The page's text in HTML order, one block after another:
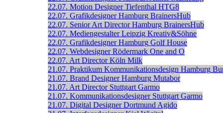
22.07. Motion Designer Tiefenthal HTG8
22.07. Grafikdesigner Hamburg BrainersHub
22.07. Senior Art Director Hamburg BrainersHub
22.07. Mediengestalter Leipzig Kreativ&Söhne
22.07. Grafikdesigner Hamburg Golf House
22.07. Webdesigner Rödermark One and O
22.07. Art Director Köln Milk
21.07. Praktikum Kommunikationsdesign Hamburg
21.07. Brand Designer Hamburg Mutabor
21.07. Art Director Stuttgart Garmo
21.07. Kommunikationsdesigner Stuttgart Garmo
21.07. Digital Designer Dortmund Agido